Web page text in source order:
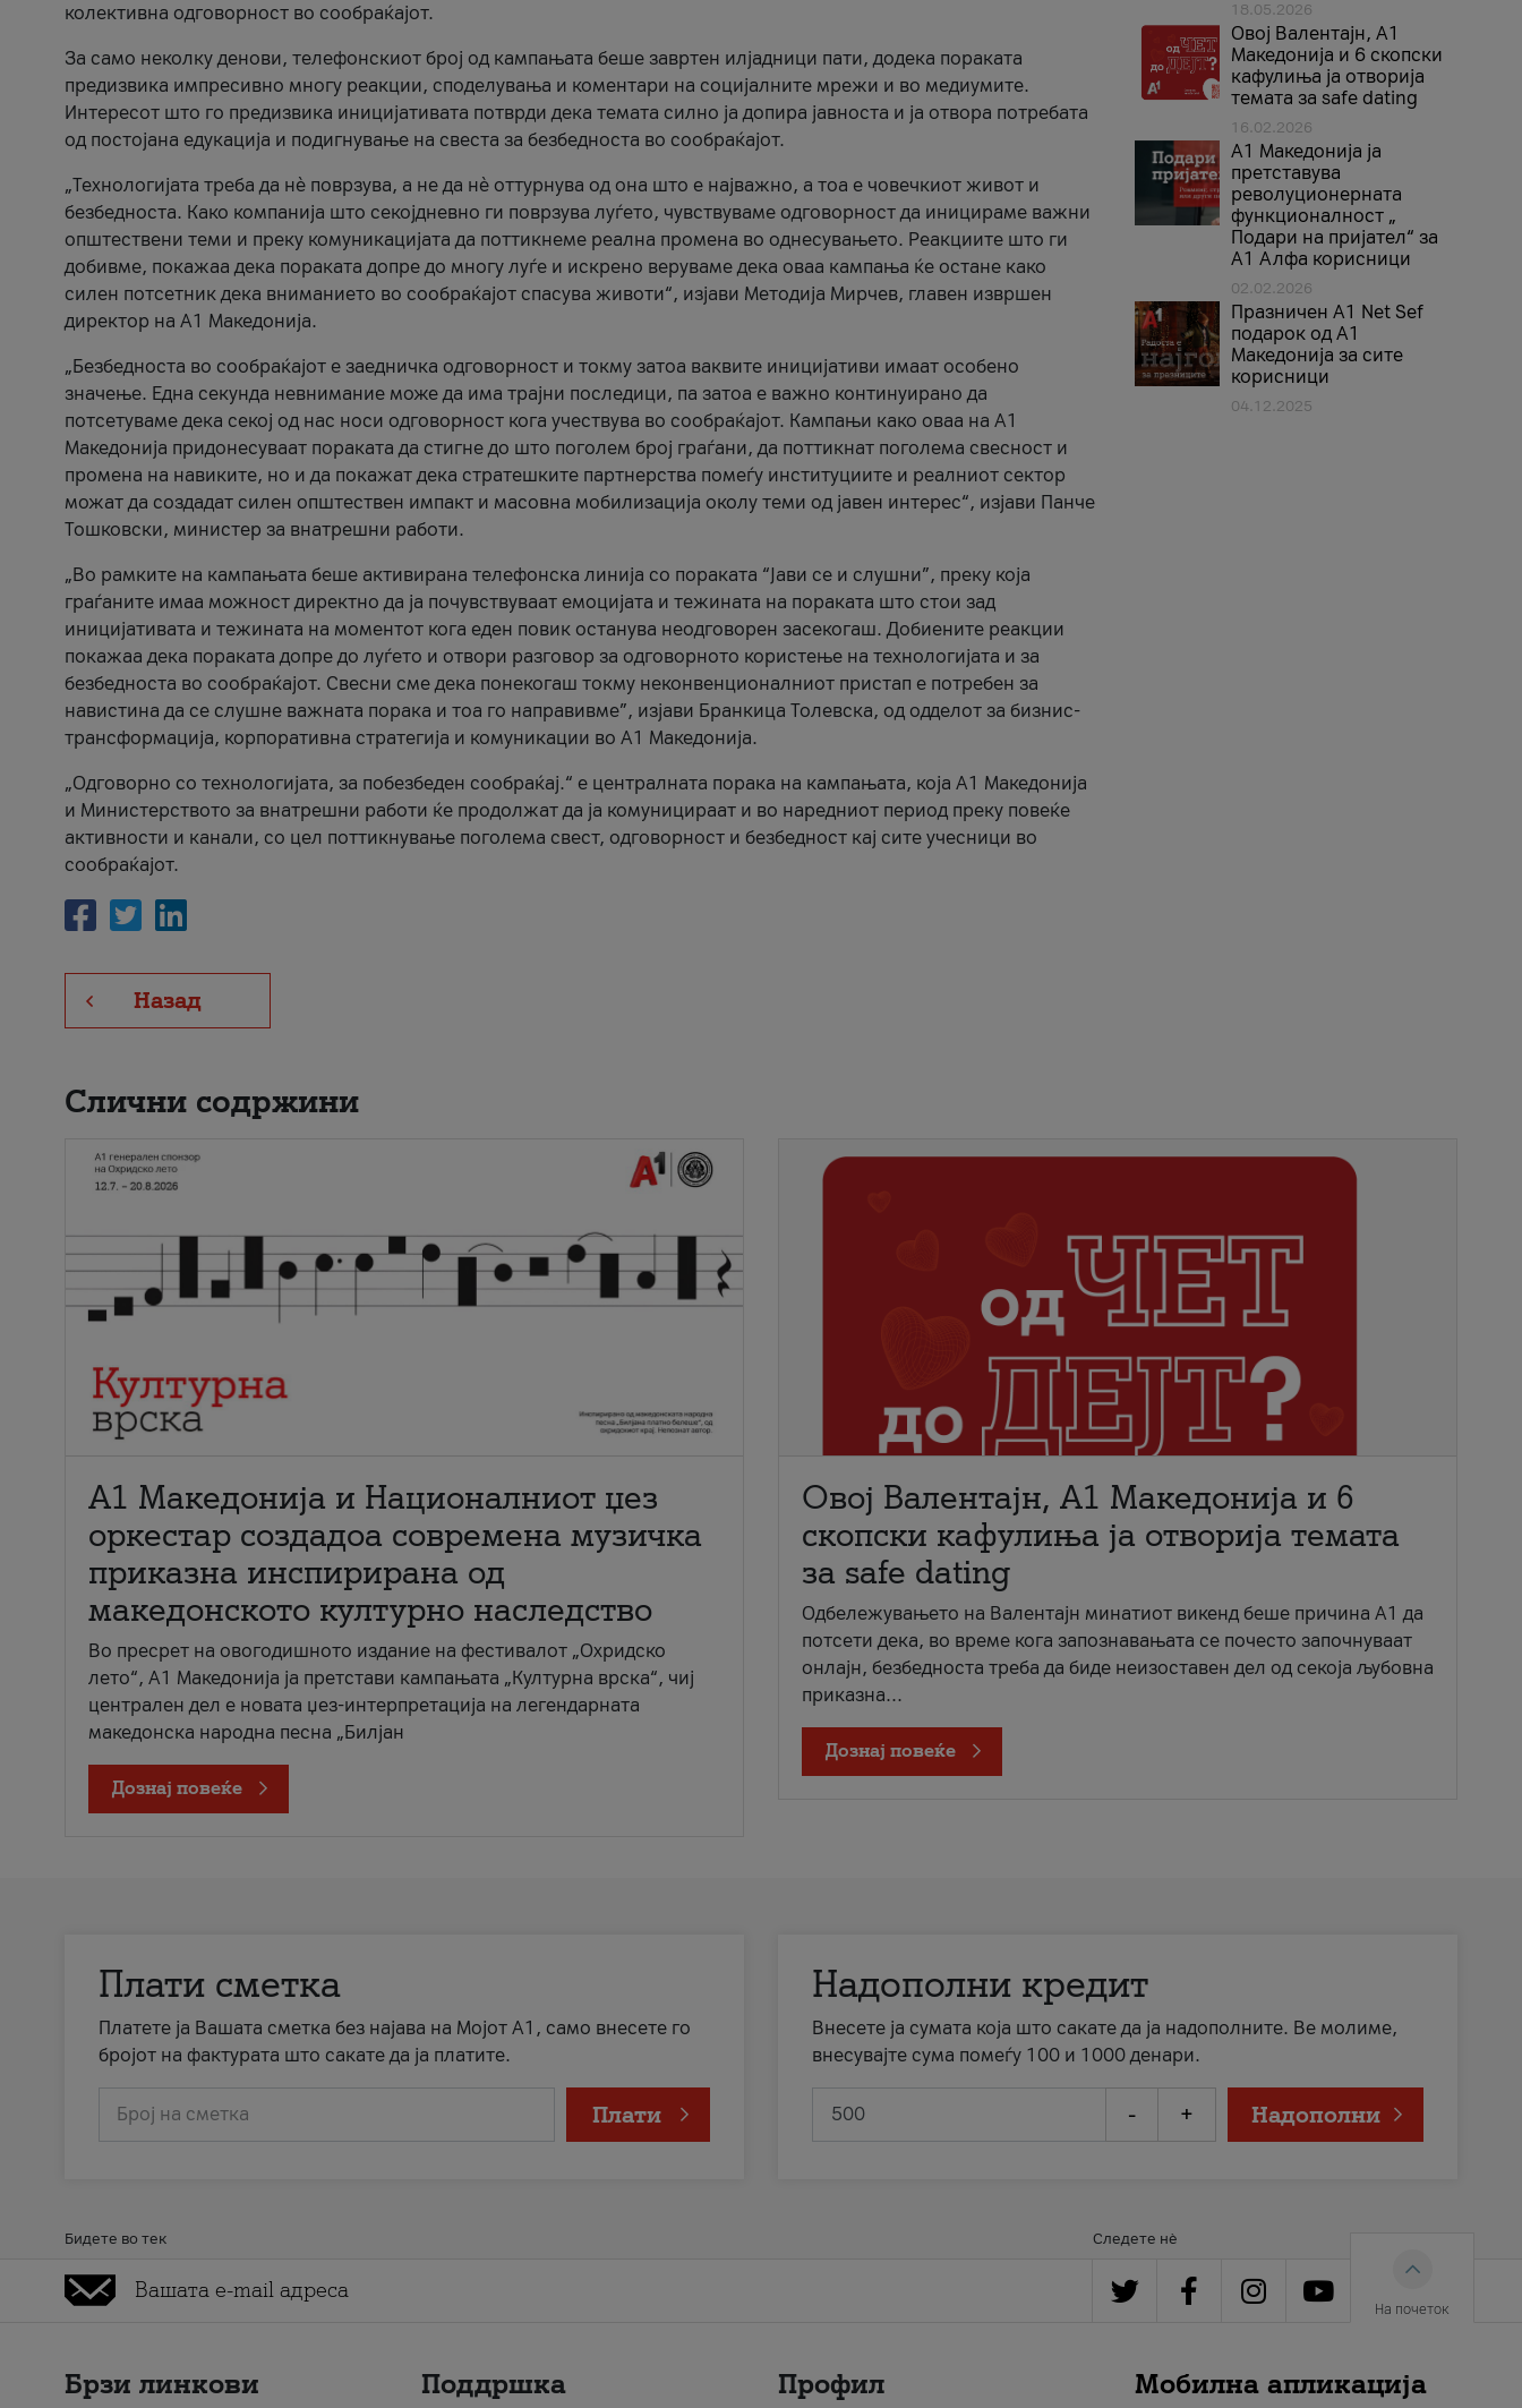
колективна одговорност во сообраќајот.
За само неколку денови, телефонскиот број од кампањата беше завртен илјадници пати, додека пораката
предизвика импресивно многу реакции, споделувања и коментари на социјалните мрежи и во медиумите.
Интересот што го предизвика иницијативата потврди дека темата силно ја допира јавноста и ја отвора потребата
од постојана едукација и подигнување на свеста за безбедноста во сообраќајот.
„Технологијата треба да нè поврзува, а не да нè оттурнува од она што е најважно, а тоа е човечкиот живот и
безбедноста. Како компанија што секојдневно ги поврзува луѓето, чувствуваме одговорност да иницираме важни
општествени теми и преку комуникацијата да поттикнеме реална промена во однесувањето. Реакциите што ги
добивме, покажаа дека пораката допре до многу луѓе и искрено веруваме дека оваа кампања ќе остане како
силен потсетник дека вниманието во сообраќајот спасува животи“, изјави Методија Мирчев, главен извршен
директор на А1 Македонија.
„Безбедноста во сообраќајот е заедничка одговорност и токму затоа ваквите иницијативи имаат особено
значење. Една секунда невнимание може да има трајни последици, па затоа е важно континуирано да
потсетуваме дека секој од нас носи одговорност кога учествува во сообраќајот. Кампањи како оваа на A1
Македонија придонесуваат пораката да стигне до што поголем број граѓани, да поттикнат поголема свесност и
промена на навиките, но и да покажат дека стратешките партнерства помеѓу институциите и реалниот сектор
можат да создадат силен општествен импакт и масовна мобилизација околу теми од јавен интерес“, изјави Панче
Тошковски, министер за внатрешни работи.
„Во рамките на кампањата беше активирана телефонска линија со пораката “Јави се и слушни”, преку која
граѓаните имаа можност директно да ја почувствуваат емоцијата и тежината на пораката што стои зад
иницијативата и тежината на моментот кога еден повик останува неодговорен засекогаш. Добиените реакции
покажаа дека пораката допре до луѓето и отвори разговор за одговорното користење на технологијата и за
безбедноста во сообраќајот. Свесни сме дека понекогаш токму неконвенционалниот пристап е потребен за
навистина да се слушне важната порака и тоа го направивме”, изјави Бранкица Толевска, од одделот за бизнис-
трансформација, корпоративна стратегија и комуникации во А1 Македонија.
„Одговорно со технологијата, за побезбеден сообраќај.“ е централната порака на кампањата, која A1 Македонија
и Министерството за внатрешни работи ќе продолжат да ја комуницираат и во наредниот период преку повеќе
активности и канали, со цел поттикнување поголема свест, одговорност и безбедност кај сите учесници во
сообраќајот.
Назад
18.05.2026
Овој Валентајн, A1
Македонија и 6 скопски
кафулиња ја отворија
темата за safe dating
16.02.2026
А1 Македонија ја
претставува
револуционерната
функционалност „
Подари на пријател“ за
А1 Алфа корисници
02.02.2026
Празничен A1 Net Sеf
подарок од А1
Македонија за сите
корисници
04.12.2025
Слични содржини
А1 Македонија и Националниот џез
оркестар создадоа современа музичка
приказна инспирирана од
македонското културно наследство
Во пресрет на овогодишното издание на фестивалот „Охридско
лето“, А1 Македонија ја претстави кампањата „Културна врска“, чиј
централен дел е новата џез-интерпретација на легендарната
македонска народна песна „Билјан
Дознај повеќе
Овој Валентајн, A1 Македонија и 6
скопски кафулиња ја отворија темата
за safe dating
Одбележувањето на Валентајн минатиот викенд беше причина А1 да
потсети дека, во време кога запознавањата се почесто започнуваат
онлајн, безбедноста треба да биде неизоставен дел од секоја љубовна
приказна...
Дознај повеќе
Плати сметка
Платете ја Вашата сметка без најава на Мојот А1, само внесете го
бројот на фактурата што сакате да ја платите.
Број на сметка Плати
Надополни кредит
Внесете ја сумата која што сакате да ја надополните. Ве молиме,
внесувајте сума помеѓу 100 и 1000 денари.
- + Надополни
Бидете во тек Следете нè
На почеток
Брзи линкови Поддршка Профил Мобилна апликација